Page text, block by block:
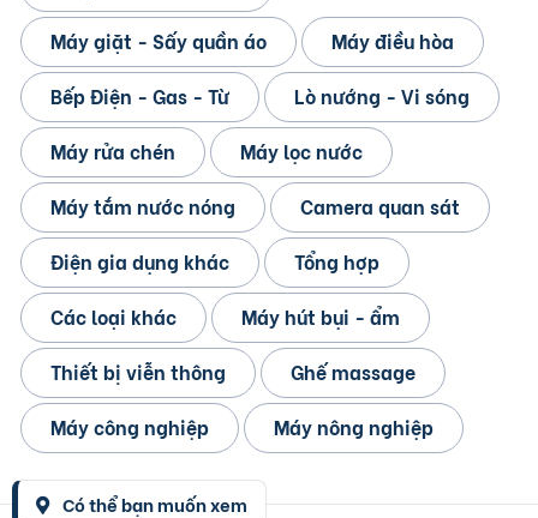
Máy giặt - Sấy quần áo
Máy điều hòa
Bếp Điện - Gas - Từ
Lò nướng - Vi sóng
Máy rửa chén
Máy lọc nước
Máy tắm nước nóng
Camera quan sát
Điện gia dụng khác
Tổng hợp
Các loại khác
Máy hút bụi - ẩm
Thiết bị viễn thông
Ghế massage
Máy công nghiệp
Máy nông nghiệp
Có thể bạn muốn xem